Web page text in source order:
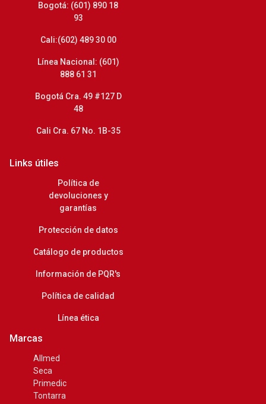
Bogotá: (601) 890 18
93
Cali:(602) 489 30 00
Línea Nacional: (601)
888 61 31
Bogotá Cra. 49 #127 D
48
Cali Cra. 67 No. 1B-35
Links útiles
Política de
devoluciones y
garantías
Protección de datos
Catálogo de productos
Información de PQR's
Política de calidad
Línea ética
Marcas
Allmed
Seca
Primedic
Tontarra